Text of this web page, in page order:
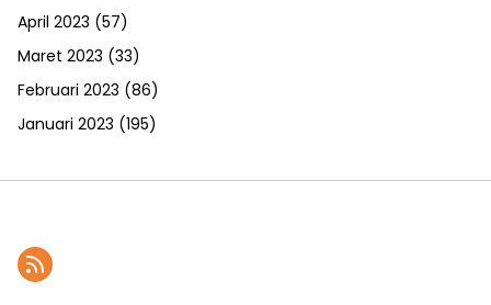
April 2023 (57)
Maret 2023 (33)
Februari 2023 (86)
Januari 2023 (195)